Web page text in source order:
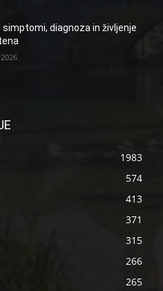
simptomi, diagnoza in življenje
1983
574
413
371
315
266
265